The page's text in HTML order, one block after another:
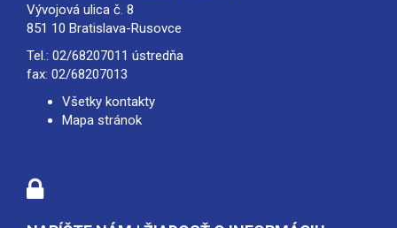
Vývojová ulica č. 8
851 10 Bratislava-Rusovce
Tel.: 02/68207011 ústredňa
fax: 02/68207013
Všetky kontakty
Mapa stránok